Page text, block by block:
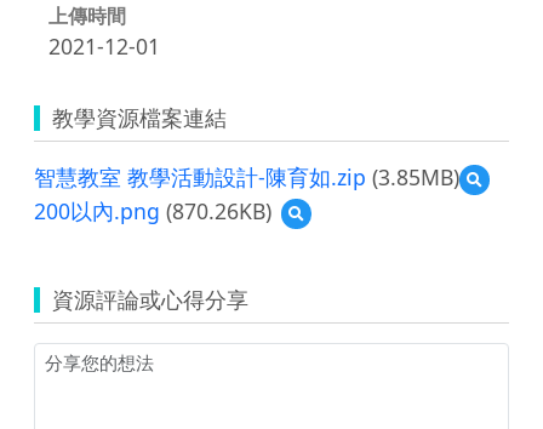
上傳時間
2021-12-01
教學資源檔案連結
智慧教室 教學活動設計-陳育如.zip (3.85MB)
預
覽
學
200以內.png (870.26KB)
預
覽
資源評論或心得分享